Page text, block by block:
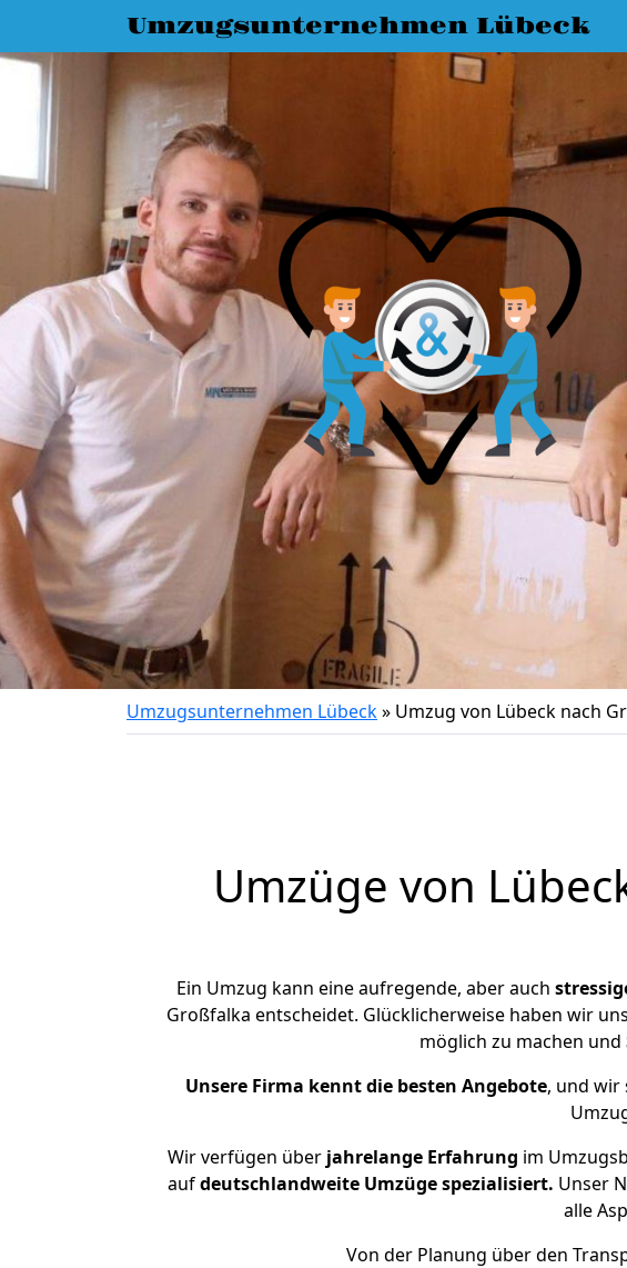
Umzugsunternehmen Lübeck
Umzugsunternehmen Lübeck» Umzug von Lübeck nach
Umzüge von
Ein Umzug kann eine aufregende, aber auch
Großfalka entscheidet. Glücklicherweise haben wir
möglich zu machen und
Unsere Firma kennt die besten Angebote, und wir
Wir verfügen über jahrelange Erfahrung im
aufdeutschlandweite Umzüge spezialisiert. Unser
alle
Von der Planung über den